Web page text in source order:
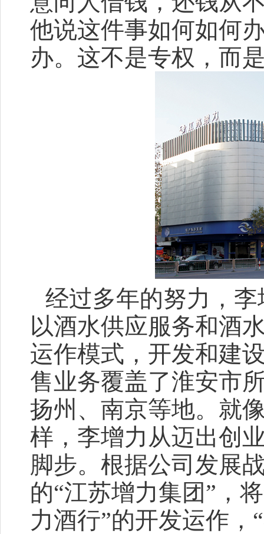
他说这件事如何如何
办。这不是专权，而
经过多年的努力，
以酒水供应服务和酒
运作模式，开发和建
售业务覆盖了淮安市
扬州、南京等地。就
样，李增力从迈出创
脚步。根据公司发展
的“江苏增力集团”，
力酒行”的开发运作，